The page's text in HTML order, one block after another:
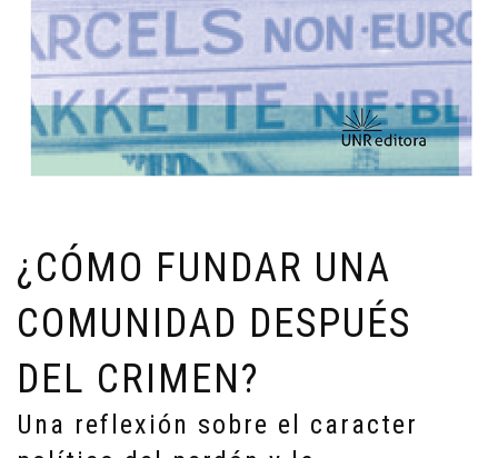
¿CÓMO FUNDAR UNA
COMUNIDAD DESPUÉS
DEL CRIMEN?
Una reflexión sobre el caracter